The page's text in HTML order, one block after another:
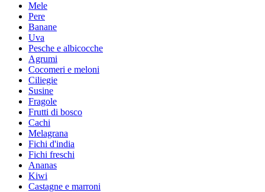
Mele
Pere
Banane
Uva
Pesche e albicocche
Agrumi
Cocomeri e meloni
Ciliegie
Susine
Fragole
Frutti di bosco
Cachi
Melagrana
Fichi d'india
Fichi freschi
Ananas
Kiwi
Castagne e marroni